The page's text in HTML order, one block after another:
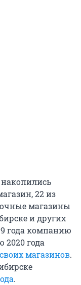
накопились
22 из
магазины
и других
года компанию
2020 года
магазинов.
.